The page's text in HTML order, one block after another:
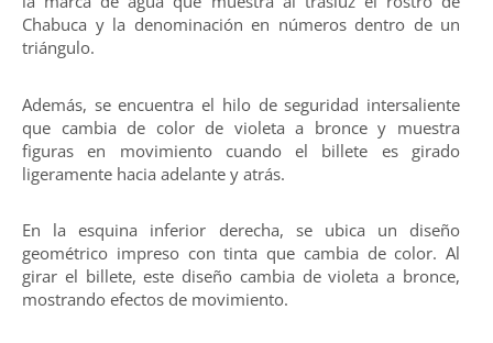
Chabuca y la denominación en números dentro de un
triángulo.
Además, se encuentra el hilo de seguridad intersaliente
que cambia de color de violeta a bronce y muestra
figuras en movimiento cuando el billete es girado
ligeramente hacia adelante y atrás.
En la esquina inferior derecha, se ubica un diseño
geométrico impreso con tinta que cambia de color. Al
girar el billete, este diseño cambia de violeta a bronce,
mostrando efectos de movimiento.